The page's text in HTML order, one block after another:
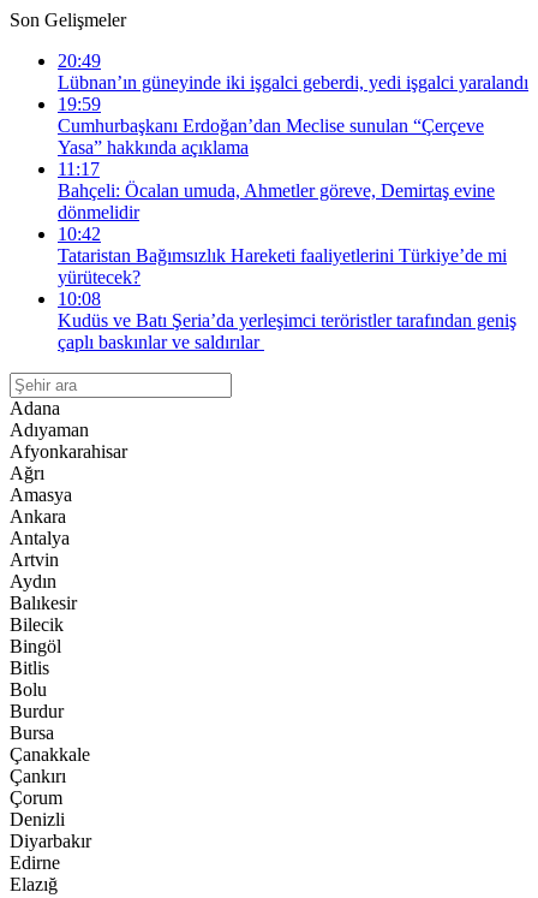
Son Gelişmeler
20:49
Lübnan’ın güneyinde iki işgalci geberdi, yedi işgalci yaralandı
19:59
Cumhurbaşkanı Erdoğan’dan Meclise sunulan “Çerçeve
Yasa” hakkında açıklama
11:17
Bahçeli: Öcalan umuda, Ahmetler göreve, Demirtaş evine
dönmelidir
10:42
Tataristan Bağımsızlık Hareketi faaliyetlerini Türkiye’de mi
yürütecek?
10:08
Kudüs ve Batı Şeria’da yerleşimci teröristler tarafından geniş
çaplı baskınlar ve saldırılar
Adana
Adıyaman
Afyonkarahisar
Ağrı
Amasya
Ankara
Antalya
Artvin
Aydın
Balıkesir
Bilecik
Bingöl
Bitlis
Bolu
Burdur
Bursa
Çanakkale
Çankırı
Çorum
Denizli
Diyarbakır
Edirne
Elazığ